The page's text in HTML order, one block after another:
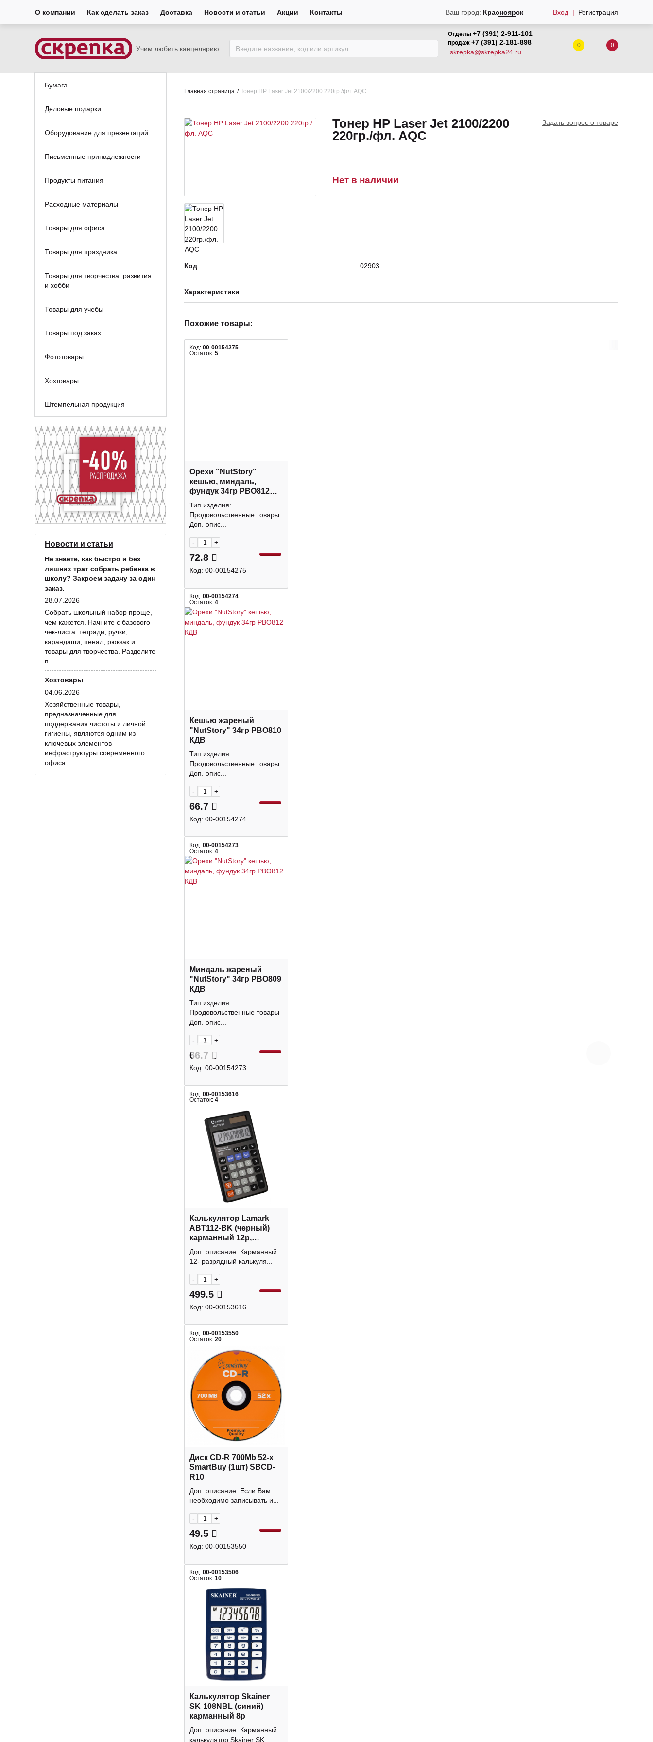
О компании Как сделать заказ Доставка Новости и статьи Акции Контакты Ваш город: Красноярск Вход Регистрация
Учим любить канцелярию
Отделы +7 (391) 2-911-101
продаж +7 (391) 2-181-898
skrepka@skrepka24.ru
0 0
Бумага
Деловые подарки
Оборудование для презентаций
Письменные принадлежности
Продукты питания
Расходные материалы
Товары для офиса
Товары для праздника
Товары для творчества, развития
и хобби
Товары для учебы
Товары под заказ
Фототовары
Хозтовары
Штемпельная продукция
Новости и статьи
Не знаете, как быстро и без
лишних трат собрать ребенка в
школу? Закроем задачу за один
заказ.
28.07.2026
Собрать школьный набор проще,
чем кажется. Начните с базового
чек-листа: тетради, ручки,
карандаши, пенал, рюкзак и
товары для творчества. Разделите
п...
Хозтовары
04.06.2026
Хозяйственные товары,
предназначенные для
поддержания чистоты и личной
гигиены, являются одним из
ключевых элементов
инфраструктуры современного
офиса...
Главная страница Тонер HP Laser Jet 2100/2200 220гр./фл. AQС
Тонер HP Laser Jet 2100/2200
220гр./фл. AQС
Задать вопрос о товаре
Нет в наличии
Код 02903
Характеристики
Похожие товары:
Код: 00-00154275
Остаток: 5
Орехи "NutStory"
кешью, миндаль,
фундук 34гр РВО812
КДВ
Тип изделия:
Продовольственные товары
Доп. опис...
- +
72.8
Код: 00-00154275
Код: 00-00154274
Остаток: 4
Кешью жареный
"NutStory" 34гр РВО810
КДВ
Тип изделия:
Продовольственные товары
Доп. опис...
- +
66.7
Код: 00-00154274
Код: 00-00154273
Остаток: 4
Миндаль жареный
"NutStory" 34гр РВО809
КДВ
Тип изделия:
Продовольственные товары
Доп. опис...
- +
66.7
Код: 00-00154273
Код: 00-00153616
Остаток: 4
Калькулятор Lamark
ABT112-BK (черный)
карманный 12р,
крышка
Доп. описание: Карманный
12- разрядный калькуля...
- +
499.5
Код: 00-00153616
Код: 00-00153550
Остаток: 20
Диск CD-R 700Mb 52-х
SmartBuy (1шт) SBCD-
R10
Доп. описание: Если Вам
необходимо записывать и...
- +
49.5
Код: 00-00153550
Код: 00-00153506
Остаток: 10
Калькулятор Skainer
SK-108NBL (синий)
карманный 8р
Доп. описание: Карманный
калькулятор Skainer SK...